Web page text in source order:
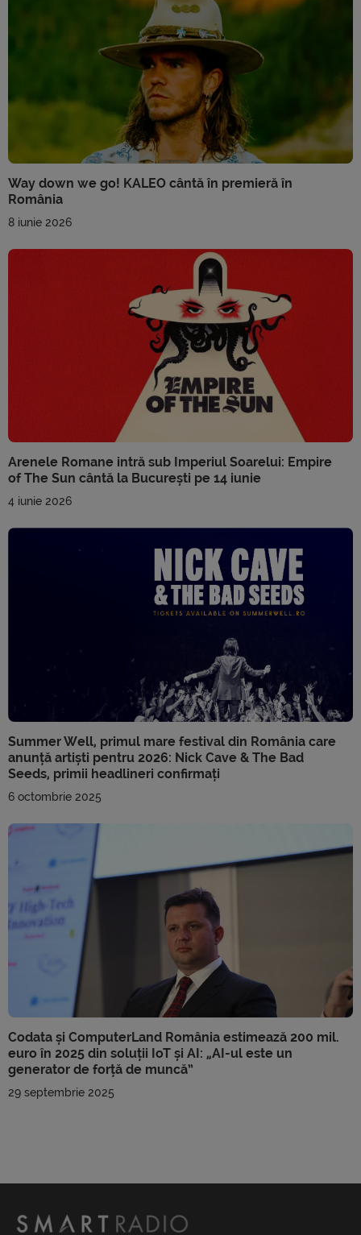
Way down we go! KALEO cântă în premieră în
România
8 iunie 2026
Arenele Romane intră sub Imperiul Soarelui: Empire
of The Sun cântă la București pe 14 iunie
4 iunie 2026
Summer Well, primul mare festival din România care
anunță artiști pentru 2026: Nick Cave & The Bad
Seeds, primii headlineri confirmați
6 octombrie 2025
Codata și ComputerLand România estimează 200 mil.
euro în 2025 din soluții IoT și AI: „AI-ul este un
generator de forță de muncă”
29 septembrie 2025